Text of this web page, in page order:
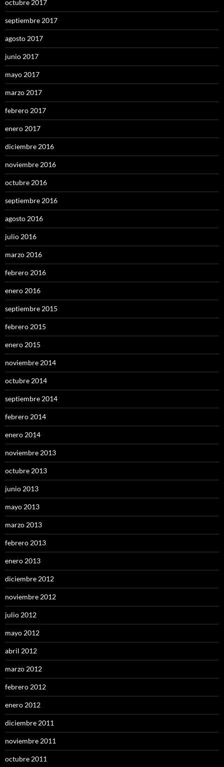
octubre 2017
septiembre 2017
agosto 2017
junio 2017
mayo 2017
marzo 2017
febrero 2017
enero 2017
diciembre 2016
noviembre 2016
octubre 2016
septiembre 2016
agosto 2016
julio 2016
marzo 2016
febrero 2016
enero 2016
septiembre 2015
febrero 2015
enero 2015
noviembre 2014
octubre 2014
septiembre 2014
febrero 2014
enero 2014
noviembre 2013
octubre 2013
junio 2013
mayo 2013
marzo 2013
febrero 2013
enero 2013
diciembre 2012
noviembre 2012
julio 2012
mayo 2012
abril 2012
marzo 2012
febrero 2012
enero 2012
diciembre 2011
noviembre 2011
octubre 2011